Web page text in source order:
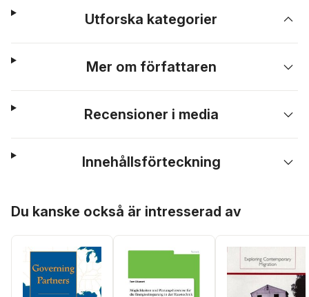
Utforska kategorier
Mer om författaren
Recensioner i media
Innehållsförteckning
Du kanske också är intresserad av